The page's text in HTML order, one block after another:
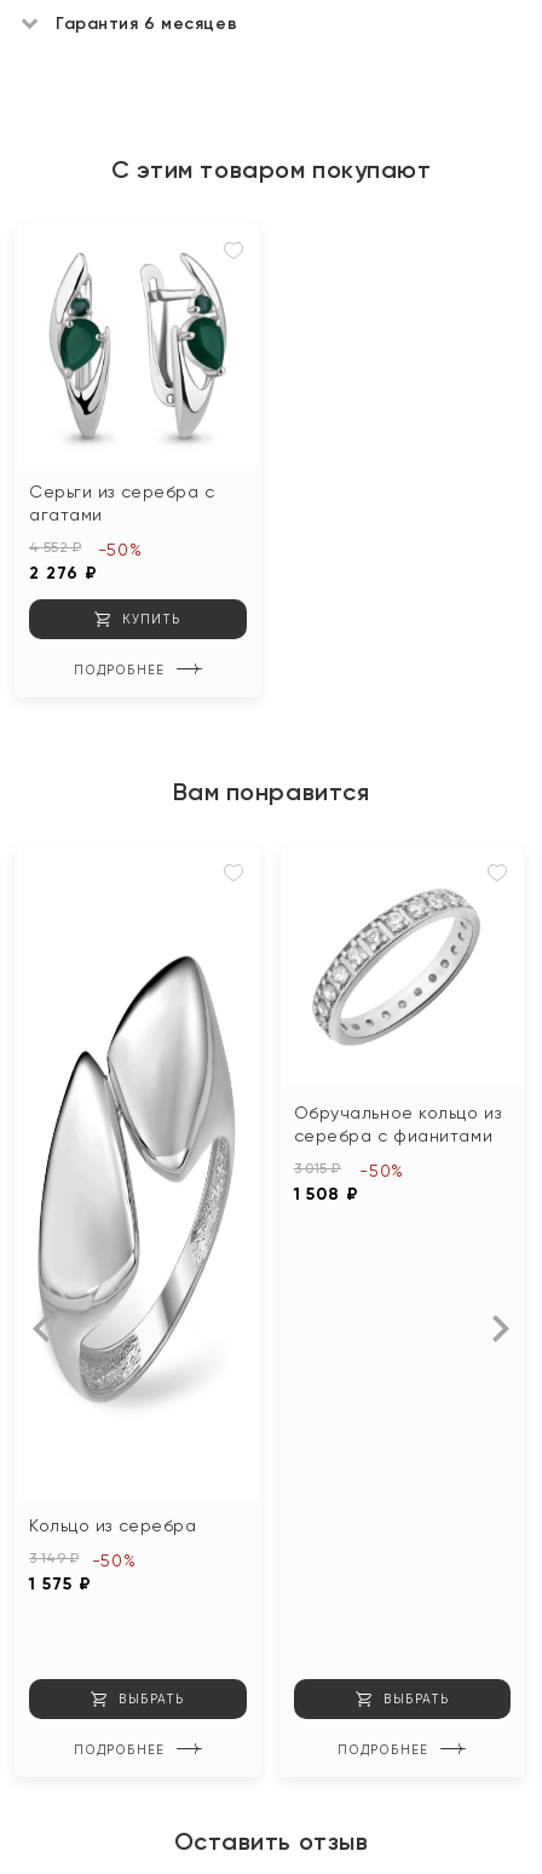
Гарантия 6 месяцев
С этим товаром покупают
Серьги из серебра с
агатами
4 552 ₽
2 276 ₽
-50%
КУПИТЬ
ПОДРОБНЕЕ
Вам понравится
Кольцо из серебра
3 149 ₽
1 575 ₽
-50%
ВЫБРАТЬ
ПОДРОБНЕЕ
Обручальное кольцо из
серебра с фианитами
3 015 ₽
1 508 ₽
-50%
ВЫБРАТЬ
ПОДРОБНЕЕ
Оставить отзыв